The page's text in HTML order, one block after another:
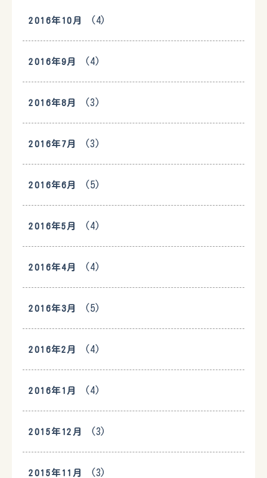
2016年10月 (4)
2016年9月 (4)
2016年8月 (3)
2016年7月 (3)
2016年6月 (5)
2016年5月 (4)
2016年4月 (4)
2016年3月 (5)
2016年2月 (4)
2016年1月 (4)
2015年12月 (3)
2015年11月 (3)